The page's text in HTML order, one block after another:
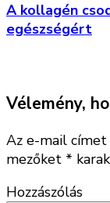
A kollagén
egészségért
Vélemény,
Az e-mail címet
mezőket *
Hozzászólás